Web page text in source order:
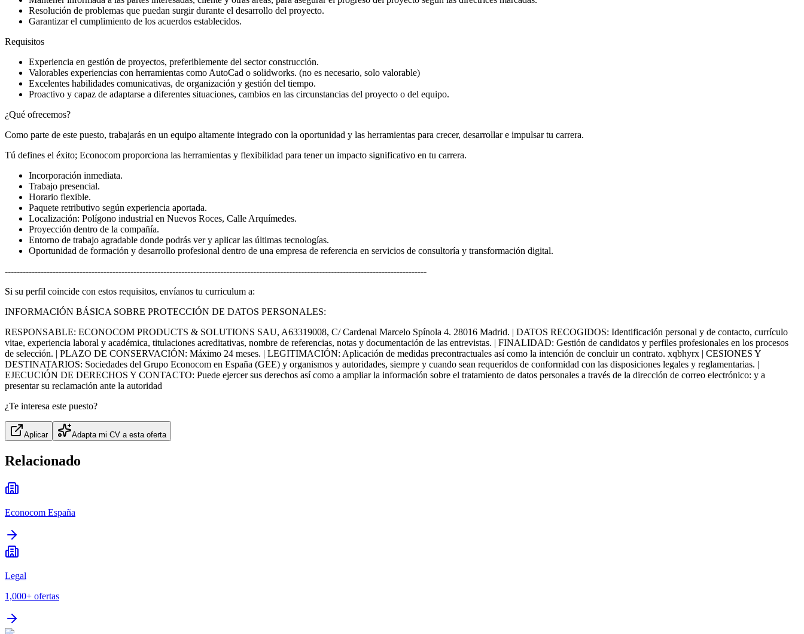
Resolución de problemas que puedan surgir durante el desarrollo del proyecto.
Garantizar el cumplimiento de los acuerdos establecidos.
Requisitos
Experiencia en gestión de proyectos, preferiblemente del sector construcción.
Valorables experiencias con herramientas como AutoCad o solidworks. (no es necesario, solo valorable)
Excelentes habilidades comunicativas, de organización y gestión del tiempo.
Proactivo y capaz de adaptarse a diferentes situaciones, cambios en las circunstancias del proyecto o del equipo.
¿Qué ofrecemos?
Como parte de este puesto, trabajarás en un equipo altamente integrado con la oportunidad y las herramientas para crecer, desarrollar e impulsar tu carrera.
Tú defines el éxito; Econocom proporciona las herramientas y flexibilidad para tener un impacto significativo en tu carrera.
Incorporación inmediata.
Trabajo presencial.
Horario flexible.
Paquete retributivo según experiencia aportada.
Localización: Polígono industrial en Nuevos Roces, Calle Arquímedes.
Proyección dentro de la compañía.
Entorno de trabajo agradable donde podrás ver y aplicar las últimas tecnologías.
Oportunidad de formación y desarrollo profesional dentro de una empresa de referencia en servicios de consultoría y transformación digital.
---------------------------------------------------------------------------------------------------------------------------------------------
Si su perfil coincide con estos requisitos, envíanos tu curriculum a:
INFORMACIÓN BÁSICA SOBRE PROTECCIÓN DE DATOS PERSONALES:
RESPONSABLE: ECONOCOM PRODUCTS & SOLUTIONS SAU, A63319008, C/ Cardenal Marcelo Spínola 4. 28016 Madrid. | DATOS RECOGIDOS: Identificación personal y de contacto, currículo
vitae, experiencia laboral y académica, titulaciones acreditativas, nombre de referencias, notas y documentación de las entrevistas. | FINALIDAD: Gestión de candidatos y perfiles profesionales en los procesos
de selección. | PLAZO DE CONSERVACIÓN: Máximo 24 meses. | LEGITIMACIÓN: Aplicación de medidas precontractuales así como la intención de concluir un contrato. xqbhyrx | CESIONES Y
DESTINATARIOS: Sociedades del Grupo Econocom en España (GEE) y organismos y autoridades, siempre y cuando sean requeridos de conformidad con las disposiciones legales y reglamentarias. |
EJECUCIÓN DE DERECHOS Y CONTACTO: Puede ejercer sus derechos así como a ampliar la información sobre el tratamiento de datos personales a través de la dirección de correo electrónico: y a
presentar su reclamación ante la autoridad
¿Te interesa este puesto?
Aplicar Adapta mi CV a esta oferta
Relacionado
Econocom España
Legal
1,000+ ofertas